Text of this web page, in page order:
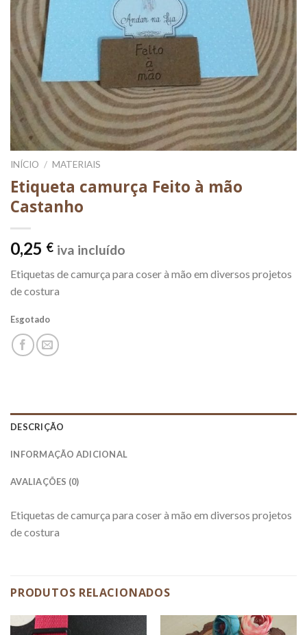
INÍCIO / MATERIAIS
Etiqueta camurça Feito à mão
Castanho
0,25 € iva incluído
Etiquetas de camurça para coser à mão em diversos projetos
de costura
Esgotado
DESCRIÇÃO
INFORMAÇÃO ADICIONAL
AVALIAÇÕES (0)
Etiquetas de camurça para coser à mão em diversos projetos
de costura
PRODUTOS RELACIONADOS